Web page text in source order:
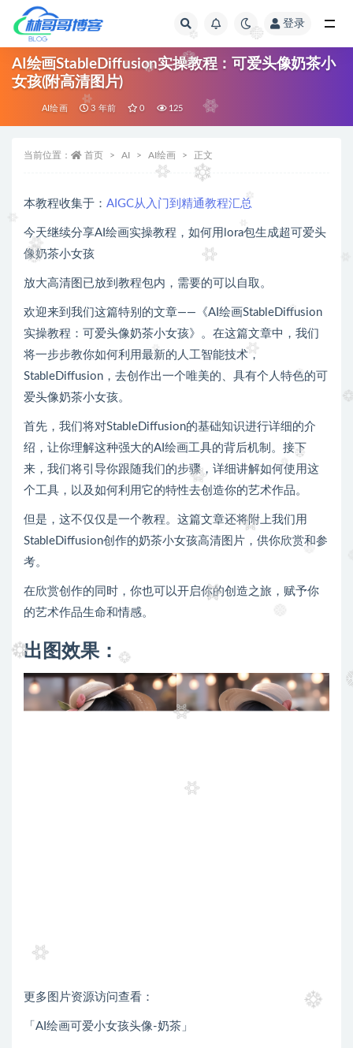
登录
AI绘画StableDiffusion实操教程：可爱头像奶茶小
女孩(附高清图片)
AI绘画 3 年前 0 125
当前位置： 首页 AI AI绘画 正文
本教程收集于： AIGC从入门到精通教程汇总
今天继续分享AI绘画实操教程，如何用lora包生成超可爱头
像奶茶小女孩
放大高清图已放到教程包内，需要的可以自取。
欢迎来到我们这篇特别的文章——《AI绘画StableDiffusion
实操教程：可爱头像奶茶小女孩》。在这篇文章中，我们
将一步步教你如何利用最新的人工智能技术，
StableDiffusion，去创作出一个唯美的、具有个人特色的可
爱头像奶茶小女孩。
首先，我们将对StableDiffusion的基础知识进行详细的介
绍，让你理解这种强大的AI绘画工具的背后机制。接下
来，我们将引导你跟随我们的步骤，详细讲解如何使用这
个工具，以及如何利用它的特性去创造你的艺术作品。
但是，这不仅仅是一个教程。这篇文章还将附上我们用
StableDiffusion创作的奶茶小女孩高清图片，供你欣赏和参
考。
在欣赏创作的同时，你也可以开启你的创造之旅，赋予你
的艺术作品生命和情感。
出图效果：
更多图片资源访问查看：
「AI绘画可爱小女孩头像-奶茶」